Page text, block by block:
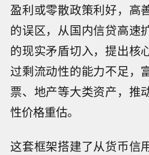
盈利或零散政策利好，高
的误区，从国内信贷高速
的现实矛盾切入，提出核
过剩流动性的能力不足，
票、地产等大类资产，推
性价格重估。
这套框架搭建了从货币信